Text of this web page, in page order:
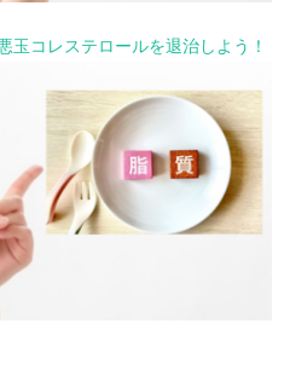
玉コレステロールを退治しよう！